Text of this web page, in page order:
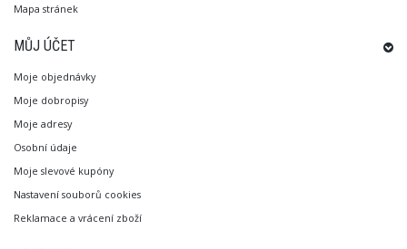
Mapa stránek
MŮJ ÚČET
Moje objednávky
Moje dobropisy
Moje adresy
Osobní údaje
Moje slevové kupóny
Nastavení souborů cookies
Reklamace a vrácení zboží